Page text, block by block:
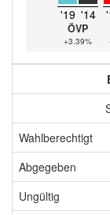
'19 '14
ÖVP
+3.39%
Wahlberechtigt
Abgegeben
Ungültig